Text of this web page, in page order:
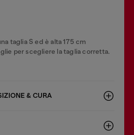
taglia S ed è alta 175 cm
per scegliere la taglia corretta.
& CURA